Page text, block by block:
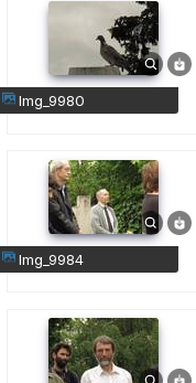
img_9980
img_9984